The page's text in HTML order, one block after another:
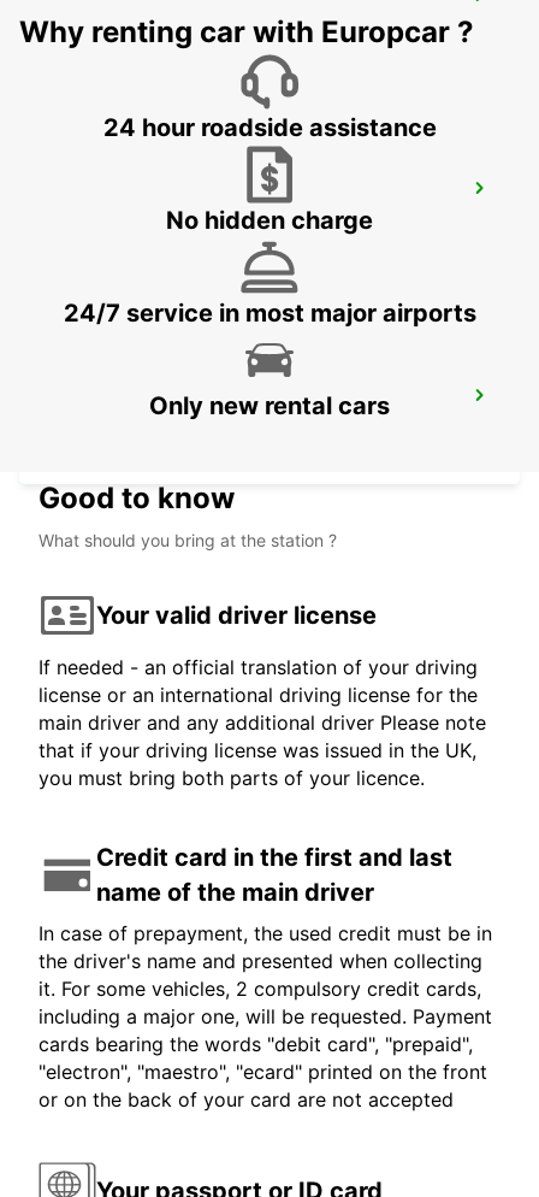
SAINT ETIENNE - FRANCE
TREINSTATION SAINT-ETIENNE -
SERVICEPUNT
ST ETIENNE - FRANCE
SERVICEPUNT
Why renting car with Europcar ?
24 hour roadside assistance
No hidden charge
24/7 service in most major airports
Only new rental cars
Good to know
What should you bring at the station ?
Your valid driver license
If needed - an official translation of your driving
license or an international driving license for the
main driver and any additional driver Please note
that if your driving license was issued in the UK,
you must bring both parts of your licence.
Credit card in the first and last
name of the main driver
In case of prepayment, the used credit must be in
the driver's name and presented when collecting
it. For some vehicles, 2 compulsory credit cards,
including a major one, will be requested. Payment
cards bearing the words "debit card", "prepaid",
"electron", "maestro", "ecard" printed on the front
or on the back of your card are not accepted
Your passport or ID card